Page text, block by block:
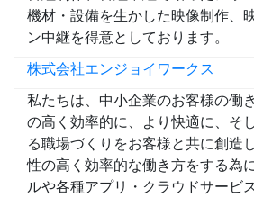
機材・設備を生かした映像制作、
ン中継を得意としております。
株式会社エンジョイワークス
私たちは、中小企業のお客様の働
の高く効率的に、より快適に、そ
る職場づくりをお客様と共に創造
性の高く効率的な働き方をする為
ルや各種アプリ・クラウドサービ